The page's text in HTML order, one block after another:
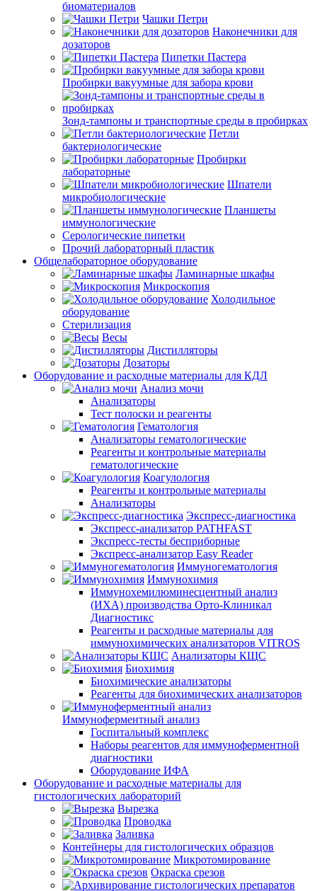
биоматериалов
Чашки Петри
Наконечники для
дозаторов
Пипетки Пастера
Пробирки вакуумные для забора крови
Зонд-тампоны и транспортные среды в пробирках
Петли
бактериологические
Пробирки
лабораторные
Шпатели
микробиологические
Планшеты
иммунологические
Серологические пипетки
Прочий лабораторный пластик
Общелабораторное оборудование
Ламинарные шкафы
Микроскопия
Холодильное
оборудование
Стерилизация
Весы
Дистилляторы
Дозаторы
Оборудование и расходные материалы для КДЛ
Анализ мочи
Анализаторы
Тест полоски и реагенты
Гематология
Анализаторы гематологические
Реагенты и контрольные материалы
гематологические
Коагулология
Реагенты и контрольные материалы
Анализаторы
Экспресс-диагностика
Экспресс-анализатор PATHFAST
Экспресс-тесты бесприборные
Экспресс-анализатор Easy Reader
Иммуногематология
Иммунохимия
Иммунохемилюминесцентный анализ
(ИХА) производства Орто-Клиникал
Диагностикс
Реагенты и расходные материалы для
иммунохимических анализаторов VITROS
Анализаторы КЩС
Биохимия
Биохимические анализаторы
Реагенты для биохимических анализаторов
Иммуноферментный анализ
Госпитальный комплекс
Наборы реагентов для иммуноферментной
диагностики
Оборудование ИФА
Оборудование и расходные материалы для
гистологических лабораторий
Вырезка
Проводка
Заливка
Контейнеры для гистологических образцов
Микротомирование
Окраска срезов